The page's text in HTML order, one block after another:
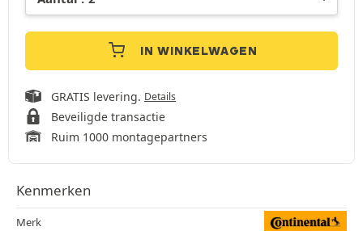
IN WINKELWAGEN
GRATIS levering. Details
Beveiligde transactie
Ruim 1000 montagepartners
Kenmerken
Merk